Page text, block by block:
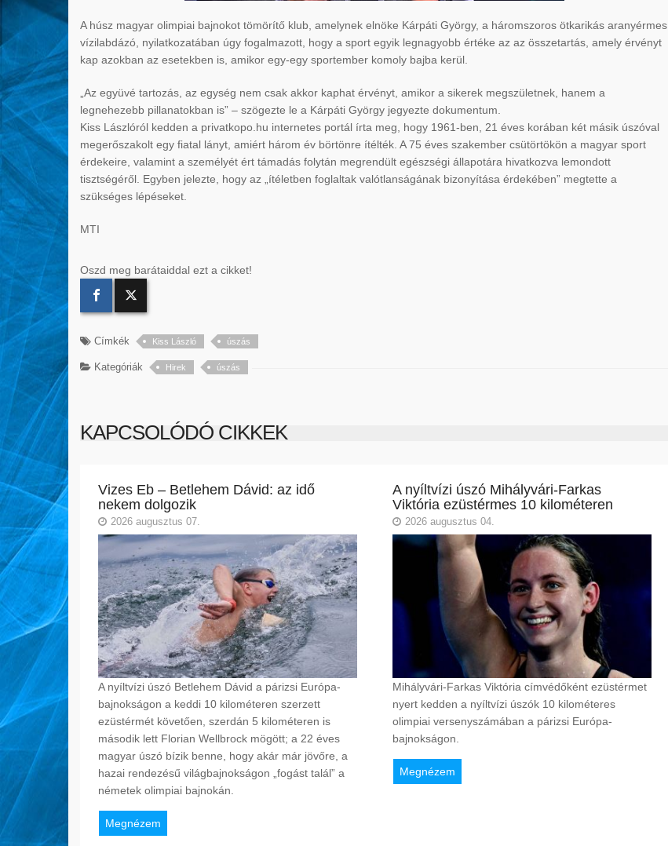
A húsz magyar olimpiai bajnokot tömörítő klub, amelynek elnöke Kárpáti György, a háromszoros ötkarikás aranyérmes
vízilabdázó, nyilatkozatában úgy fogalmazott, hogy a sport egyik legnagyobb értéke az az összetartás, amely érvényt
kap azokban az esetekben is, amikor egy-egy sportember komoly bajba kerül.
„Az együvé tartozás, az egység nem csak akkor kaphat érvényt, amikor a sikerek megszületnek, hanem a
legnehezebb pillanatokban is” – szögezte le a Kárpáti György jegyezte dokumentum.
Kiss Lászlóról kedden a privatkopo.hu internetes portál írta meg, hogy 1961-ben, 21 éves korában két másik úszóval
megerőszakolt egy fiatal lányt, amiért három év börtönre ítélték. A 75 éves szakember csütörtökön a magyar sport
érdekeire, valamint a személyét ért támadás folytán megrendült egészségi állapotára hivatkozva lemondott
tisztségéről. Egyben jelezte, hogy az „ítéletben foglaltak valótlanságának bizonyítása érdekében” megtette a
szükséges lépéseket.
MTI
Oszd meg barátaiddal ezt a cikket!
Címkék Kiss László úszás
Kategóriák Hirek úszás
KAPCSOLÓDÓ CIKKEK
Vizes Eb – Betlehem Dávid: az idő
nekem dolgozik
2026 augusztus 07.
A nyíltvízi úszó Betlehem Dávid a párizsi Európa-
bajnokságon a keddi 10 kilométeren szerzett
ezüstérmét követően, szerdán 5 kilométeren is
második lett Florian Wellbrock mögött; a 22 éves
magyar úszó bízik benne, hogy akár már jövőre, a
hazai rendezésű világbajnokságon „fogást talál” a
németek olimpiai bajnokán.
Megnézem
A nyíltvízi úszó Mihályvári-Farkas
Viktória ezüstérmes 10 kilométeren
2026 augusztus 04.
Mihályvári-Farkas Viktória címvédőként ezüstérmet
nyert kedden a nyíltvízi úszók 10 kilométeres
olimpiai versenyszámában a párizsi Európa-
bajnokságon.
Megnézem